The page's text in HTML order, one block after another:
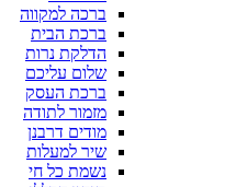
ברכה למקווה
ברכת הבית
הדלקת נרות
שלום עליכם
ברכת העסק
מזמור לתודה
מודים דרבנן
שיר למעלות
נשמת כל חי